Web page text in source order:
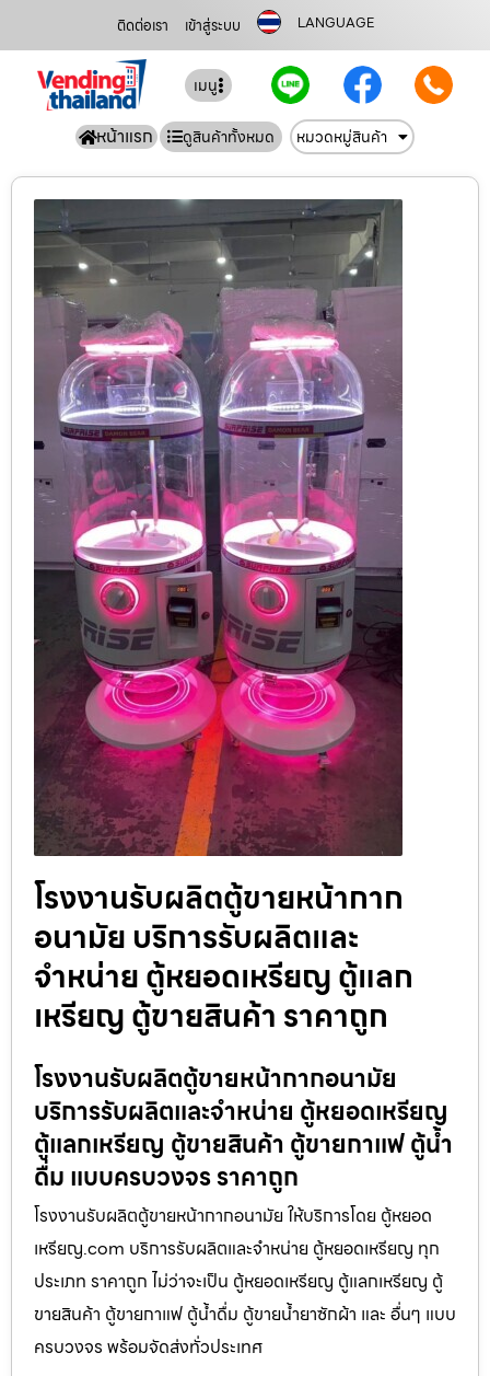
ติดต่อเรา เข้าสู่ระบบ LANGUAGE
เมนู
หน้าแรก ดูสินค้าทั้งหมด หมวดหมู่สินค้า
โรงงานรับผลิตตู้ขายหน้ากาก
อนามัย บริการรับผลิตและ
จำหน่าย ตู้หยอดเหรียญ ตู้แลก
เหรียญ ตู้ขายสินค้า ราคาถูก
โรงงานรับผลิตตู้ขายหน้ากากอนามัย
บริการรับผลิตและจำหน่าย ตู้หยอดเหรียญ
ตู้แลกเหรียญ ตู้ขายสินค้า ตู้ขายกาแฟ ตู้น้ำ
ดื่ม แบบครบวงจร ราคาถูก
โรงงานรับผลิตตู้ขายหน้ากากอนามัย ให้บริการโดย ตู้หยอด
เหรียญ.com บริการรับผลิตและจำหน่าย ตู้หยอดเหรียญ ทุก
ประเภท ราคาถูก ไม่ว่าจะเป็น ตู้หยอดเหรียญ ตู้แลกเหรียญ ตู้
ขายสินค้า ตู้ขายกาแฟ ตู้น้ำดื่ม ตู้ขายน้ำยาซักผ้า และ อื่นๆ แบบ
ครบวงจร พร้อมจัดส่งทั่วประเทศ